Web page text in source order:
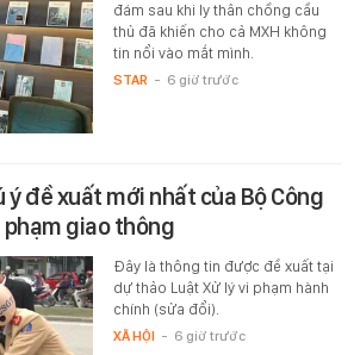
đám sau khi ly thân chồng cầu
thủ đã khiến cho cả MXH không
tin nổi vào mắt mình.
STAR - 6 giờ trước
ý đề xuất mới nhất của Bộ Công
giao thông
Đây là thông tin được đề xuất tại
dự thảo Luật Xử lý vi phạm hành
chính (sửa đổi).
XÃ HỘI - 6 giờ trước